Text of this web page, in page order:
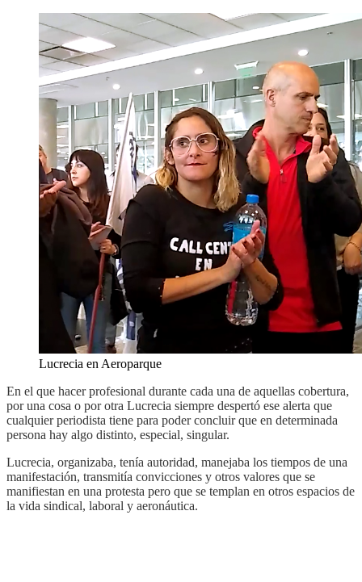
Lucrecia en Aeroparque
En el que hacer profesional durante cada una de aquellas cobertura,
por una cosa o por otra Lucrecia siempre despertó ese alerta que
cualquier periodista tiene para poder concluir que en determinada
persona hay algo distinto, especial, singular.
Lucrecia, organizaba, tenía autoridad, manejaba los tiempos de una
manifestación, transmitía convicciones y otros valores que se
manifiestan en una protesta pero que se templan en otros espacios de
la vida sindical, laboral y aeronáutica.